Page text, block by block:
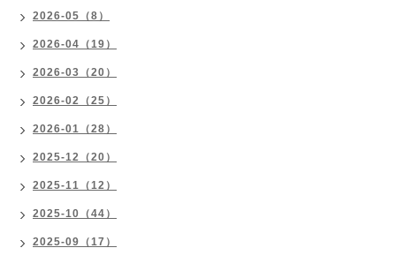
2026-05（8）
2026-04（19）
2026-03（20）
2026-02（25）
2026-01（28）
2025-12（20）
2025-11（12）
2025-10（44）
2025-09（17）